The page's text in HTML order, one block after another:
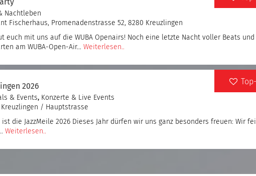
Nachtleben
Fischerhaus, Promenadenstrasse 52, 8280 Kreuzlingen
euch mit uns auf die WUBA Openairs! Noch eine letzte Nacht voller Beats und
am WUBA-Open-Air… Weiterlesen..
2026
& Events, Konzerte & Live Events
Kreuzlingen / Hauptstrasse
ist die JazzMeile 2026 Dieses Jahr dürfen wir uns ganz besonders freuen: Wir
Weiterlesen..